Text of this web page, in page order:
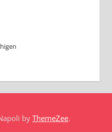
byThemeZee.